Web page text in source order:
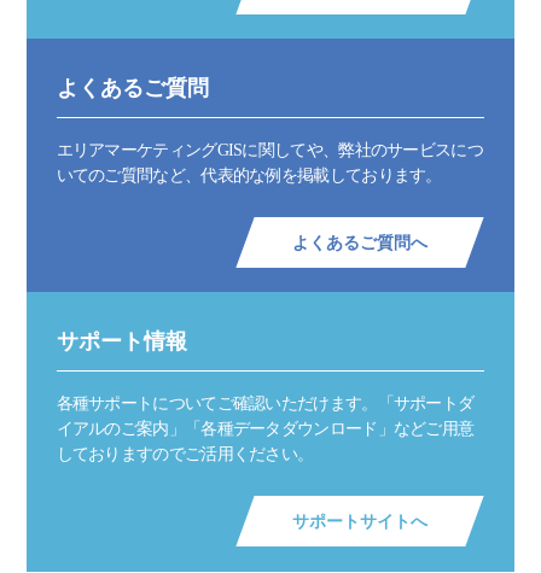
よくあるご質問
エリアマーケティングGISに関してや、弊社のサービスにつ
いてのご質問など、代表的な例を掲載しております。
よくあるご質問へ
サポート情報
各種サポートについてご確認いただけます。「サポートダ
イアルのご案内」「各種データダウンロード」などご用意
しておりますのでご活用ください。
サポートサイトへ